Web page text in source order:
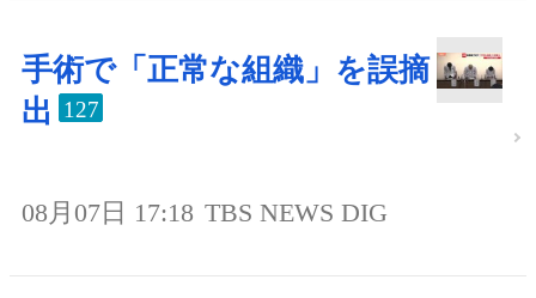
手術で「正常な組織」を誤摘
出
127
08月07日 17:18 TBS NEWS DIG